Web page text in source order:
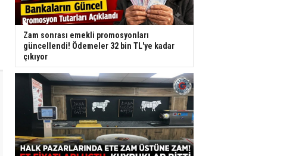
Zam sonrası emekli promosyonları
güncellendi! Ödemeler 32 bin TL'ye kadar
çıkıyor